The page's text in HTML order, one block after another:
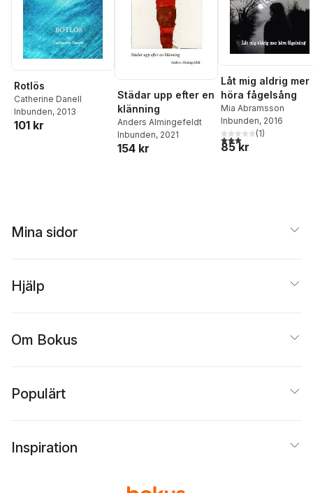
Rotlös
Catherine Danell
Inbunden, 2013
101 kr
Städar upp efter en
klänning
Anders Almingefeldt
Inbunden, 2021
154 kr
Låt mig aldrig mer
höra fågelsång
Mia Abramsson
Inbunden, 2016
3,0utav 5 stjärnor.
(1)
85 kr
Mina sidor
Hjälp
Om Bokus
Populärt
Inspiration